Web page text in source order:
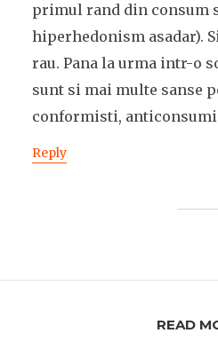
primul rand din consum
hiperhedonism asadar).
rau. Pana la urma intr-o
sunt si mai multe sanse
conformisti,
Reply
READ